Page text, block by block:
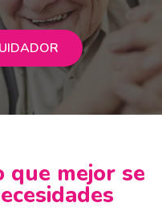
que mejor se